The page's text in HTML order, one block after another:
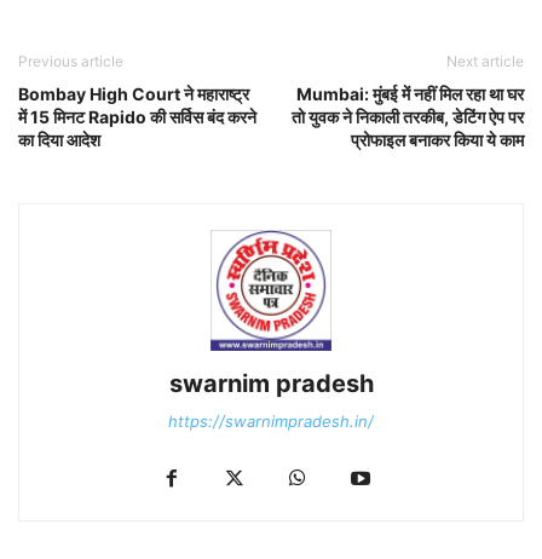
Previous article
Bombay High Court ने महाराष्ट्र
में 15 मिनट Rapido की सर्विस बंद करने
का दिया आदेश
Next article
Mumbai: मुंबई में नहीं मिल रहा था घर
तो युवक ने निकाली तरकीब, डेटिंग ऐप पर
प्रोफाइल बनाकर किया ये काम
swarnim pradesh
https://swarnimpradesh.in/